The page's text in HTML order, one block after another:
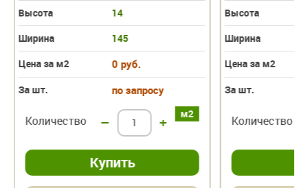
Высота
14
Ширина
145
Цена за м2
0 руб.
За шт. по запросу
м2
Количество – +
Высота
Ширина
Цена за м2
За шт.
Количество